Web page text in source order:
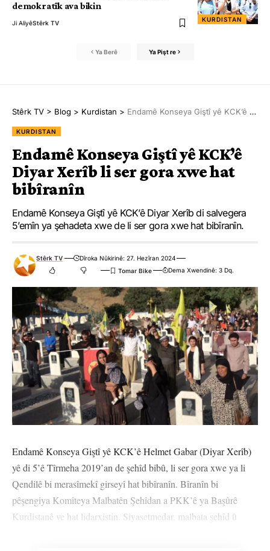
KURDISTAN
demokratîk ava bikin
Ji AliyêStêrk TV
Ya Berê Ya Pişt re
Stêrk TV > Blog > Kurdistan > Endamê Konseya Giştî yê KCK’ê Diyar Xerîb li ser gora xwe hat bibîranîn
KURDISTAN
Endamê Konseya Giştî yê KCK’ê
Diyar Xerîb li ser gora xwe hat
bibîranîn
Endamê Konseya Giştî yê KCK’ê Diyar Xerîb di salvegera
5’emîn ya şehadeta xwe de li ser gora xwe hat bibîranîn.
Stêrk TV
Dîroka Nûkirinê: 27. Hezîran 2024
Dema Xwendinê: 3 Dq.
Endamê Konseya Giştî yê KCK’ê Helmet Gabar (Diyar Xerîb)
yê di 5’ê Tîrmeha 2019’an de şehîd bibû, li ser gora xwe ya li
Qendilê bi merasîmekî girseyî hat bibîranîn. Bîranîn bi
pêşengiya Komîteya Malbatên Şehîdan a PKK’ê ya Başûrê
Kurdistanê ve hat lidarxistin. Siyasetmedar, malbata şehîd û